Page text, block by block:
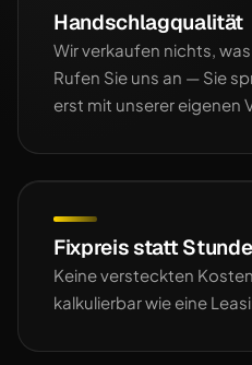
Handschlagqualität
Wir verkaufen nichts,
Rufen Sie uns an — Sie
erst mit unserer eigenen
Fixpreis statt
Keine versteckten
kalkulierbar wie eine